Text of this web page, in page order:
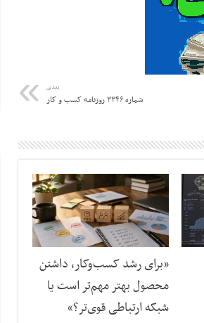
بعدی
شماره ۳۳۴۶ روزنامه کسب و کار
«برای رشد کسب‌وکار، داشتن
محصول بهتر مهم‌تر است یا
شبکه ارتباطی قوی‌تر؟»